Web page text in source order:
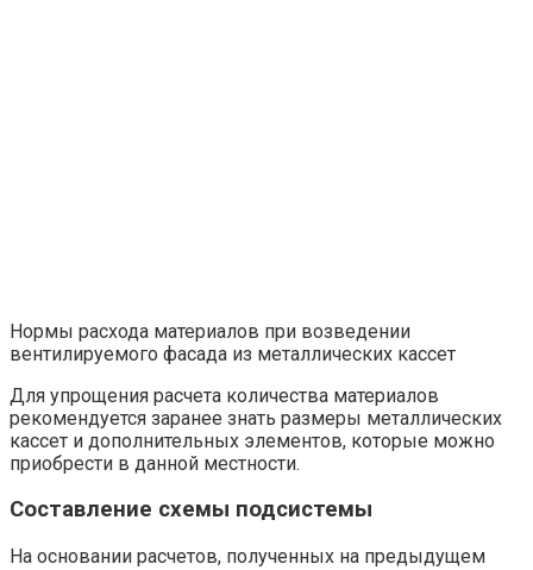
Нормы расхода материалов при возведении
вентилируемого фасада из металлических кассет
Для упрощения расчета количества материалов
рекомендуется заранее знать размеры металлических
кассет и дополнительных элементов, которые можно
приобрести в данной местности.
Составление схемы подсистемы
На основании расчетов, полученных на предыдущем